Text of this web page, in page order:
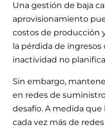
Una gestión de baja
aprovisionamiento
costos de producción
la pérdida de
inactividad no
Sin embargo,
en redes de
desafío. A medida
cada vez más de